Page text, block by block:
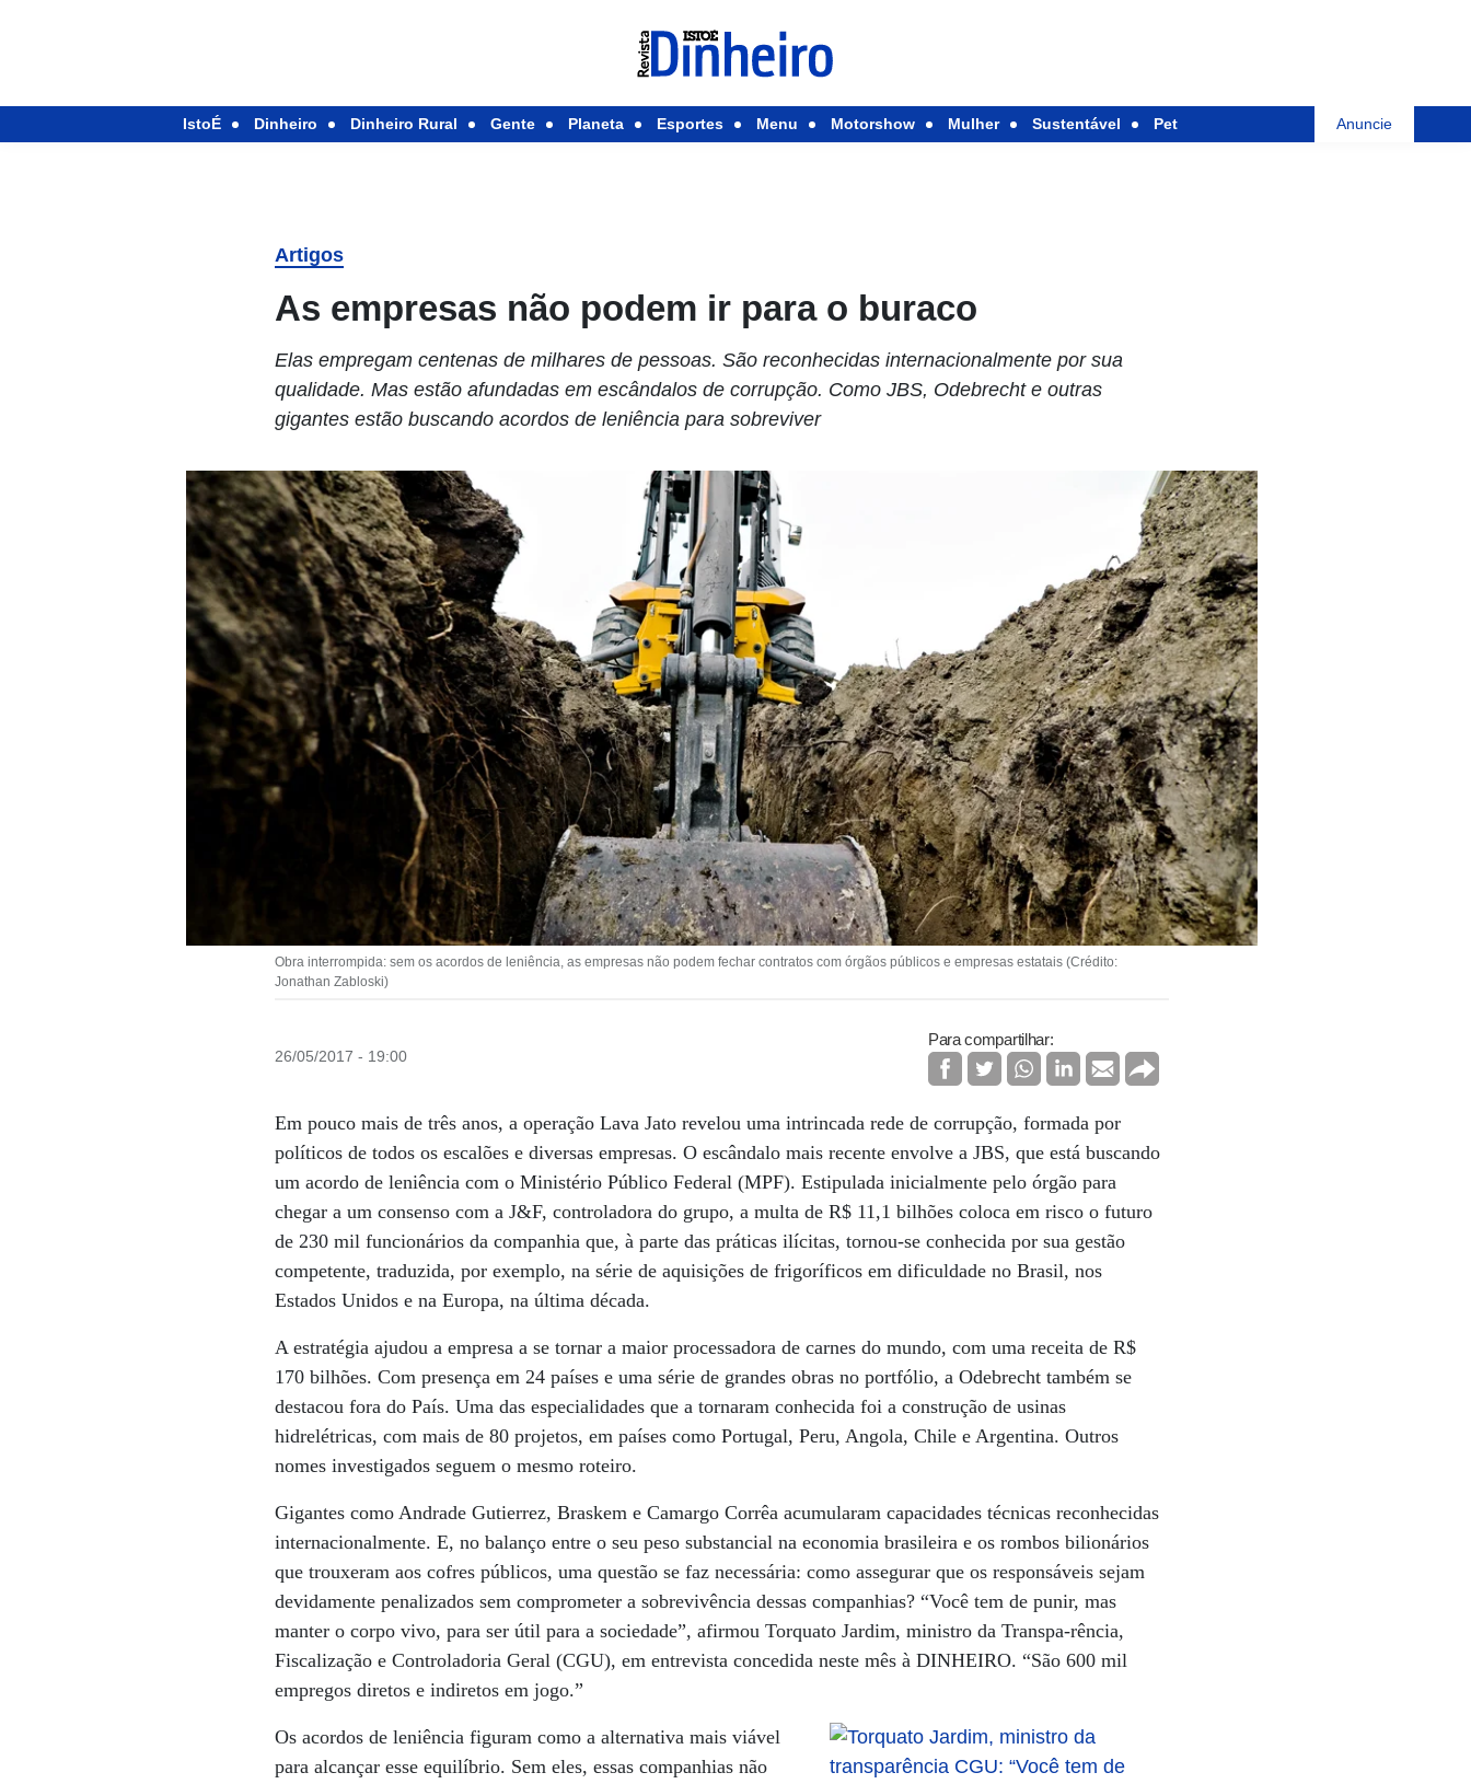
IstoÉ Dinheiro Dinheiro Rural Gente Planeta Esportes Menu Motorshow Mulher Sustentável Pet Anuncie
Artigos
As empresas não podem ir para o buraco
Elas empregam centenas de milhares de pessoas. São reconhecidas internacionalmente por sua
qualidade. Mas estão afundadas em escândalos de corrupção. Como JBS, Odebrecht e outras
gigantes estão buscando acordos de leniência para sobreviver
Obra interrompida: sem os acordos de leniência, as empresas não podem fechar contratos com órgãos públicos e empresas estatais (Crédito:
Jonathan Zabloski)
26/05/2017 - 19:00
Para compartilhar:
Em pouco mais de três anos, a operação Lava Jato revelou uma intrincada rede de corrupção, formada por
políticos de todos os escalões e diversas empresas. O escândalo mais recente envolve a JBS, que está buscando
um acordo de leniência com o Ministério Público Federal (MPF). Estipulada inicialmente pelo órgão para
chegar a um consenso com a J&F, controladora do grupo, a multa de R$ 11,1 bilhões coloca em risco o futuro
de 230 mil funcionários da companhia que, à parte das práticas ilícitas, tornou-se conhecida por sua gestão
competente, traduzida, por exemplo, na série de aquisições de frigoríficos em dificuldade no Brasil, nos
Estados Unidos e na Europa, na última década.
A estratégia ajudou a empresa a se tornar a maior processadora de carnes do mundo, com uma receita de R$
170 bilhões. Com presença em 24 países e uma série de grandes obras no portfólio, a Odebrecht também se
destacou fora do País. Uma das especialidades que a tornaram conhecida foi a construção de usinas
hidrelétricas, com mais de 80 projetos, em países como Portugal, Peru, Angola, Chile e Argentina. Outros
nomes investigados seguem o mesmo roteiro.
Gigantes como Andrade Gutierrez, Braskem e Camargo Corrêa acumularam capacidades técnicas reconhecidas
internacionalmente. E, no balanço entre o seu peso substancial na economia brasileira e os rombos bilionários
que trouxeram aos cofres públicos, uma questão se faz necessária: como assegurar que os responsáveis sejam
devidamente penalizados sem comprometer a sobrevivência dessas companhias? “Você tem de punir, mas
manter o corpo vivo, para ser útil para a sociedade”, afirmou Torquato Jardim, ministro da Transpa-rência,
Fiscalização e Controladoria Geral (CGU), em entrevista concedida neste mês à DINHEIRO. “São 600 mil
empregos diretos e indiretos em jogo.”
Os acordos de leniência figuram como a alternativa mais viável
para alcançar esse equilíbrio. Sem eles, essas companhias não